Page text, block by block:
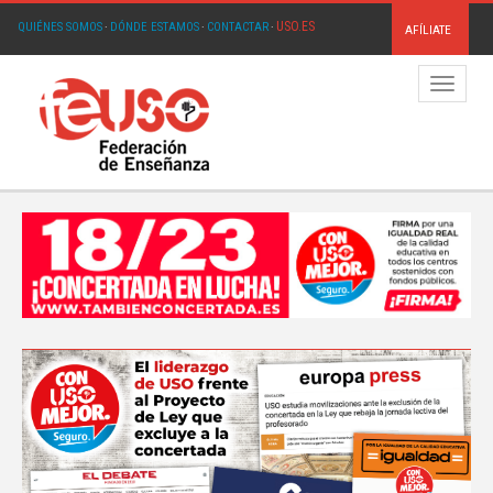
QUIÉNES SOMOS· DÓNDE ESTAMOS· CONTACTAR· USO.ES AFÍLIATE
Menú